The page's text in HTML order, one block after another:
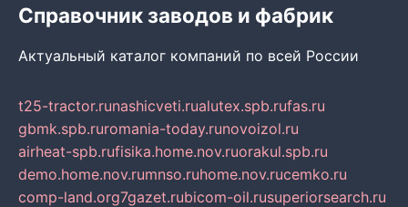
Справочник заводов и фабрик
Актуальный каталог компаний по всей России
t25-tractor.runashicveti.rualutex.spb.rufas.ru
gbmk.spb.ruromania-today.runovoizol.ru
airheat-spb.rufisika.home.nov.ruorakul.spb.ru
demo.home.nov.rumnso.ruhome.nov.rucemko.ru
comp-land.org7gazet.rubicom-oil.rusuperiorsearch.ru